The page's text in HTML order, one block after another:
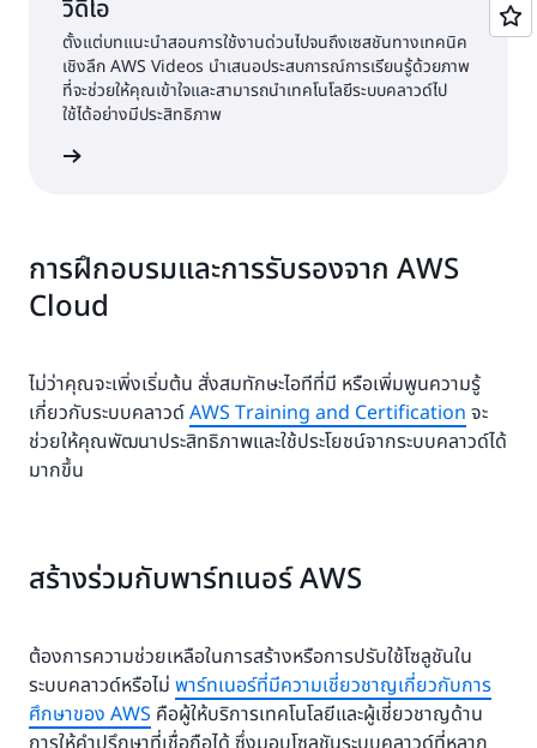
วิดีโอ
ตั้งแต่บทแนะนำสอนการใช้งานด่วนไปจนถึงเซสชันทางเทคนิค
เชิงลึก AWS Videos นำเสนอประสบการณ์การเรียนรู้ด้วยภาพ
ที่จะช่วยให้คุณเข้าใจและสามารถนำเทคโนโลยีระบบคลาวด์ไป
ใช้ได้อย่างมีประสิทธิภาพ
การฝึกอบรมและการรับรองจาก AWS
Cloud
ไม่ว่าคุณจะเพิ่งเริ่มต้น สั่งสมทักษะไอทีที่มี หรือเพิ่มพูนความรู้
เกี่ยวกับระบบคลาวด์AWS Training and Certification จะ
ช่วยให้คุณพัฒนาประสิทธิภาพและใช้ประโยชน์จากระบบคลาวด์ได้
มากขึ้น
สร้างร่วมกับพาร์ทเนอร์ AWS
ต้องการความช่วยเหลือในการสร้างหรือการปรับใช้โซลูชันใน
ระบบคลาวด์หรือไม่ พาร์ทเนอร์ที่มีความเชี่ยวชาญเกี่ยวกับการ
ศึกษาของ AWS คือผู้ให้บริการเทคโนโลยีและผู้เชี่ยวชาญด้าน